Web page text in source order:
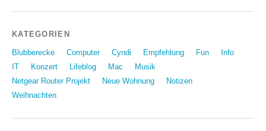
KATEGORIEN
Blubberecke Computer Cyndi Empfehlung Fun
Info
IT
Konzert Lifeblog Mac
Musik
Netgear Router Projekt
Neue Wohnung
Notizen
Weihnachten